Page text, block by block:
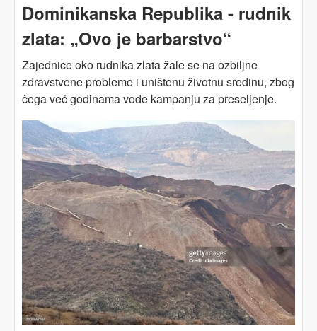
Dominikanska Republika - rudnik
zlata: „Ovo je barbarstvo“
Zajednice oko rudnika zlata žale se na ozbiljne
zdravstvene probleme i uništenu životnu sredinu, zbog
čega već godinama vode kampanju za preseljenje.